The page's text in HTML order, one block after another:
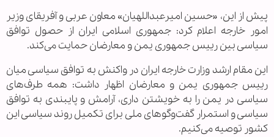
پیش از این، «حسین امیرعبداللهیان» معاون عربی و آفریقای وزیر
امور خارجه اعلام کرد: جمهوری اسلامی ایران از حصول توافق
سیاسی بین رییس جمهوری یمن و معارضان حمایت می‌کند.
این مقام ارشد وزارت خارجه ایران در واکنش به توافق سیاسی میان
رییس جمهوری یمن و معارضان اظهار داشت: همه طرف‌های
سیاسی در یمن را به خویشتن داری، آرامش و پایبندی به توافق
سیاسی و استمرار گفت‌و‌گوهای ملی برای تکمیل روند سیاسی این
کشور توصیه می‌کنیم.